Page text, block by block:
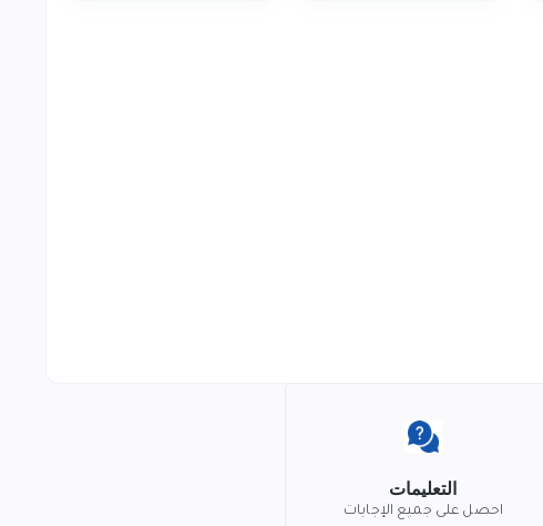
التعليمات
احصل على جميع الإجابات